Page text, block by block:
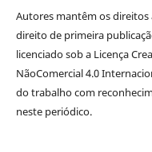
Autores mantêm os
direito de primeira
licenciado sob a Licença
NãoComercial 4.0
do trabalho com
neste periódico.